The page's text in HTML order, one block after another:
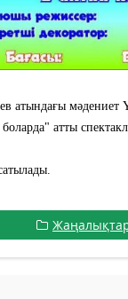
атындағы
атты